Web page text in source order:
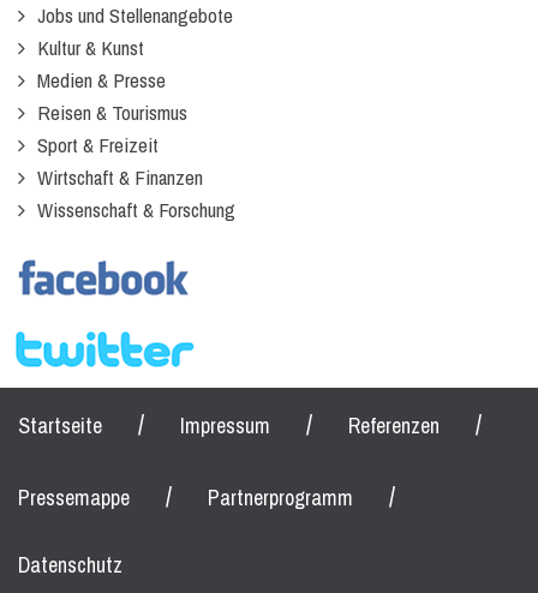
Jobs und Stellenangebote
Kultur & Kunst
Medien & Presse
Reisen & Tourismus
Sport & Freizeit
Wirtschaft & Finanzen
Wissenschaft & Forschung
Startseite / Impressum / Referenzen /
Pressemappe / Partnerprogramm /
Datenschutz